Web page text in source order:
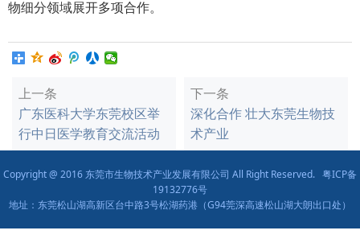
物细分领域展开多项合作。
上一条
广东医科大学东莞校区举
行中日医学教育交流活动
下一条
深化合作 壮大东莞生物技
术产业
Copyright @ 2016 东莞市生物技术产业发展有限公司 All Right Reserved. 粤ICP备
19132776号
地址：东莞松山湖高新区台中路3号松湖药港（G94莞深高速松山湖大朗出口处）